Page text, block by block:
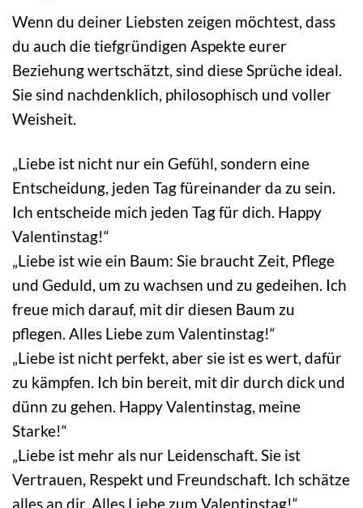
Wenn du deiner Liebsten zeigen möchtest, dass
du auch die tiefgründigen Aspekte eurer
Beziehung wertschätzt, sind diese Sprüche ideal.
Sie sind nachdenklich, philosophisch und voller
Weisheit.
„Liebe ist nicht nur ein Gefühl, sondern eine
Entscheidung, jeden Tag füreinander da zu sein.
Ich entscheide mich jeden Tag für dich. Happy
Valentinstag!“
„Liebe ist wie ein Baum: Sie braucht Zeit, Pflege
und Geduld, um zu wachsen und zu gedeihen. Ich
freue mich darauf, mit dir diesen Baum zu
pflegen. Alles Liebe zum Valentinstag!“
„Liebe ist nicht perfekt, aber sie ist es wert, dafür
zu kämpfen. Ich bin bereit, mit dir durch dick und
dünn zu gehen. Happy Valentinstag, meine
Starke!“
„Liebe ist mehr als nur Leidenschaft. Sie ist
Vertrauen, Respekt und Freundschaft. Ich schätze
alles an dir. Alles Liebe zum Valentinstag!“